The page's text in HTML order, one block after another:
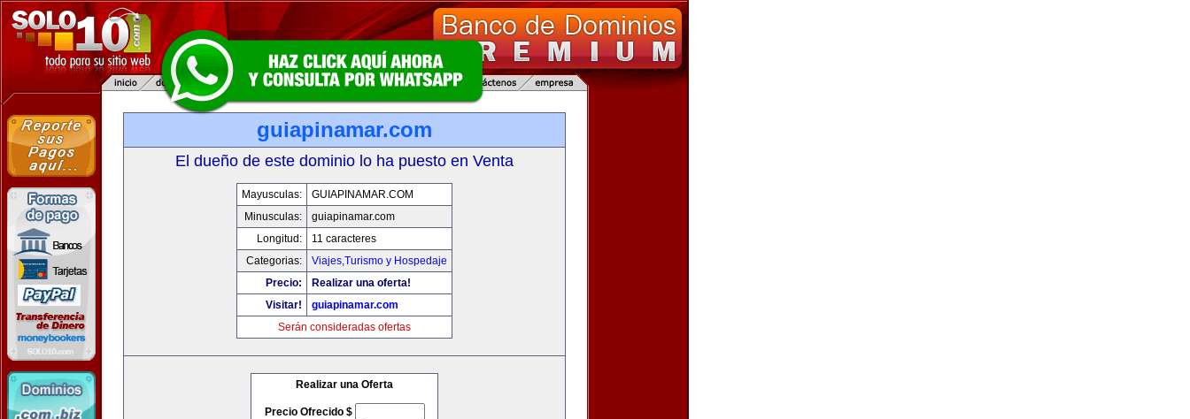
guiapinamar.com
El dueño de este dominio lo ha puesto en Venta
Mayusculas:
GUIAPINAMAR.COM
Minusculas:
guiapinamar.com
Longitud:
11 caracteres
Categorias:
Viajes,Turismo y Hospedaje
Precio:
Realizar una oferta!
Visitar!
guiapinamar.com
Serán consideradas ofertas
Realizar una Oferta
Precio Ofrecido $